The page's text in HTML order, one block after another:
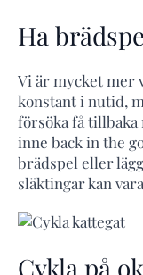
Ha
Vi är mycket mer
konstant i nutid,
försöka få tillbaka
inne back in the
brädspel eller
släktingar kan
Cykla på